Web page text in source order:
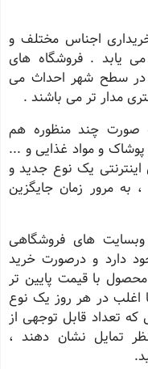
اجناس مختلف و
یابد . فروشگاه های
در سطح شهر احداث می
مدار تر می باشند .
صورت چند منظوره هم
و مواد غذایی و ...
اینترنتی یک نوع جدید و
به مرور زمان جایگزین
های فروشگاهی
دارد و درصورت خرید
با قیمت پایین تر
در هر روز یک نوع
تعداد قابل توجهی از
تمایل نشان دهند ،